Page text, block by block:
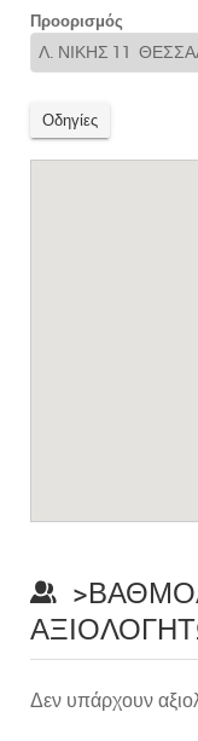
Προορισμός
Οδηγίες
Δεν υπάρχουν